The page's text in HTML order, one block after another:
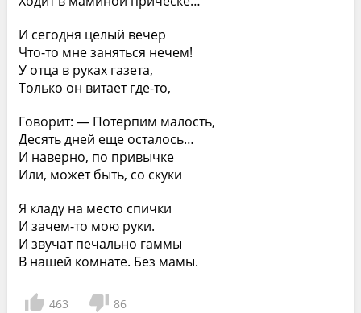
И сегодня целый вечер
Что-то мне заняться нечем!
У отца в руках газета,
Только он витает где-то,
Говорит: — Потерпим малость,
Десять дней еще осталось…
И наверно, по привычке
Или, может быть, со скуки
Я кладу на место спички
И зачем-то мою руки.
И звучат печально гаммы
В нашей комнате. Без мамы.
463 86